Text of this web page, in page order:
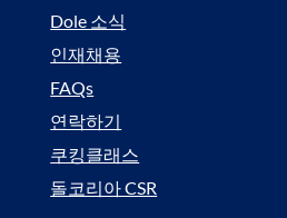
Dole 소식
인재채용
FAQs
연락하기
쿠킹클래스
돌코리아 CSR